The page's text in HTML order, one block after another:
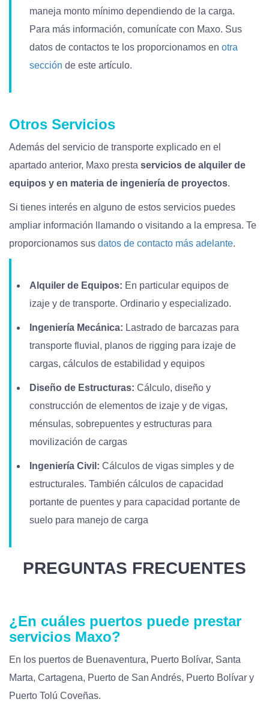
maneja monto mínimo dependiendo de la carga.
Para más información, comunícate con Maxo. Sus
datos de contactos te los proporcionamos en otra
sección de este artículo.
Otros Servicios
Además del servicio de transporte explicado en el
apartado anterior, Maxo presta servicios de alquiler de
equipos y en materia de ingeniería de proyectos.
Si tienes interés en alguno de estos servicios puedes
ampliar información llamando o visitando a la empresa. Te
proporcionamos sus datos de contacto más adelante.
Alquiler de Equipos: En particular equipos de
izaje y de transporte. Ordinario y especializado.
Ingeniería Mecánica: Lastrado de barcazas para
transporte fluvial, planos de rigging para izaje de
cargas, cálculos de estabilidad y equipos
Diseño de Estructuras: Cálculo, diseño y
construcción de elementos de izaje y de vigas,
ménsulas, sobrepuentes y estructuras para
movilización de cargas
Ingeniería Civil: Cálculos de vigas simples y de
estructurales. También cálculos de capacidad
portante de puentes y para capacidad portante de
suelo para manejo de carga
PREGUNTAS FRECUENTES
¿En cuáles puertos puede prestar
servicios Maxo?
En los puertos de Buenaventura, Puerto Bolívar, Santa
Marta, Cartagena, Puerto de San Andrés, Puerto Bolívar y
Puerto Tolú Coveñas.